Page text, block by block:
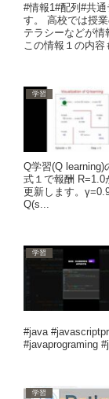
#情報1#配列#共
す。 高校では授
テラシーなどが
この情報１の内容
学習
Q学習(Q learning)
式１で報酬 R=1.0
更新します。
Q(s...
学習
#java
#javaprograming
学習